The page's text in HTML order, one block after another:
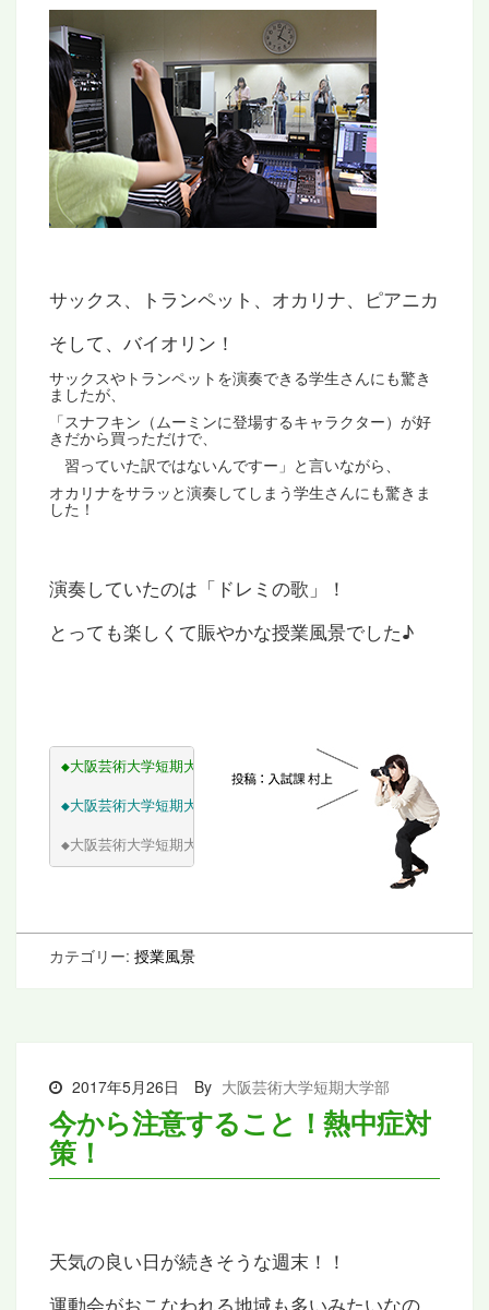
サックス、トランペット、オカリナ、ピアニカ
そして、バイオリン！
サックスやトランペットを演奏できる学生さんにも驚き
ましたが、
「スナフキン（ムーミンに登場するキャラクター）が好
きだから買っただけで、
習っていた訳ではないんですー」と言いながら、
オカリナをサラッと演奏してしまう学生さんにも驚きま
した！
演奏していたのは「ドレミの歌」！
とっても楽しくて賑やかな授業風景でした♪
◆大阪芸術大学短期大学部 ホームページ
◆大阪芸術大学短期大学部 ブログ
◆大阪芸術大学短期大学部 休講情報WEB
カテゴリー: 授業風景
2017年5月26日 By 大阪芸術大学短期大学部
今から注意すること！熱中症対
策！
天気の良い日が続きそうな週末！！
運動会がおこなわれる地域も多いみたいなの